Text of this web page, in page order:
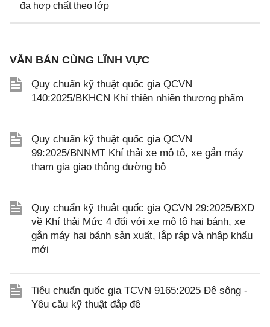
đa hợp chất theo lớp
VĂN BẢN CÙNG LĨNH VỰC
Quy chuẩn kỹ thuật quốc gia QCVN
140:2025/BKHCN Khí thiên nhiên thương phẩm
Quy chuẩn kỹ thuật quốc gia QCVN
99:2025/BNNMT Khí thải xe mô tô, xe gắn máy
tham gia giao thông đường bộ
Quy chuẩn kỹ thuật quốc gia QCVN 29:2025/BXD
về Khí thải Mức 4 đối với xe mô tô hai bánh, xe
gắn máy hai bánh sản xuất, lắp ráp và nhập khẩu
mới
Tiêu chuẩn quốc gia TCVN 9165:2025 Đê sông -
Yêu cầu kỹ thuật đắp đê